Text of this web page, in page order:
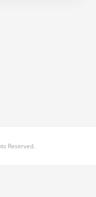
Reserved.